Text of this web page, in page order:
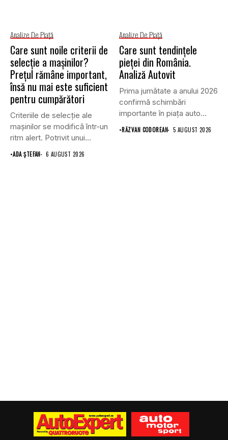
Analize De Piață
Care sunt noile criterii de
selecție a mașinilor?
Prețul rămâne important,
însă nu mai este suficient
pentru cumpărători
Criteriile de selecție ale
mașinilor se modifică într-un
ritm alert. Potrivit unui...
•ADA ȘTEFAN 6 AUGUST 2026
Analize De Piață
Care sunt tendințele
pieței din România.
Analiză Autovit
Prima jumătate a anului 2026
confirmă schimbări
importante în piața auto
din...
•RĂZVAN CODOREAN 5 AUGUST 2026